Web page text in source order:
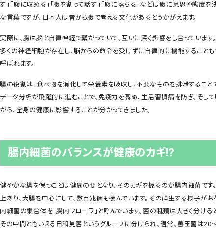
す」「腹に収める」「腹を割って話す」「腹に落ちる」などは腹に意思や態度
な言葉ですが、日本人は昔から腹で考える文化があるとうかがえます。
実際に、腸は脳と自律神経で繋がっていて、互いに深く影響をし合っています
多くの神経細胞が存在し、脳からの命令を受けずに自律的に機能することも
呼ばれます。
腸の役割は、食べ物を消化して栄養素を吸収し、不要なものを排泄すること
データ分析が飛躍的に進むことで、免疫力を高め、生活習慣病を防ぎ、そし
がら、全身の健康に影響することが分かってきました。
腸内細菌のバランスが健康のカギ!?
健やかな腸を保つことは健康の要となり、そのカギを握るのが腸内細菌です
上あり、大腸を中心にして、数百兆個も棲んでいます。その群生する様子が
内細菌の集合体を「腸内フローラ」と呼んでいます。菌の種類は大きく分ける
その中間ともいえる日和見菌というグループに分けられ、通常、善玉菌は20